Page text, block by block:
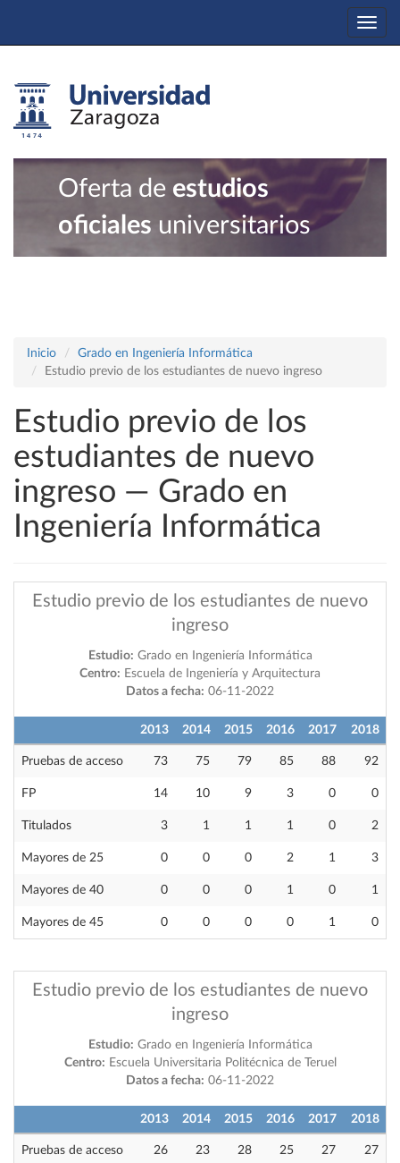
Oferta de estudios
oficiales universitarios
Inicio
Grado en Ingeniería Informática
Estudio previo de los estudiantes de nuevo ingreso
Estudio previo de los
estudiantes de nuevo
ingreso — Grado en
Ingeniería Informática
Estudio previo de los estudiantes de nuevo
ingreso
Estudio: Grado en Ingeniería Informática
Centro: Escuela de Ingeniería y Arquitectura
Datos a fecha: 06-11-2022
2013 2014 2015 2016 2017 2018
Pruebas de acceso 73 75 79 85 88 92
FP 14 10 9 3 0 0
Titulados 3 1 1 1 0 2
Mayores de 25 0 0 0 2 1 3
Mayores de 40 0 0 0 1 0 1
Mayores de 45 0 0 0 0 1 0
Estudio previo de los estudiantes de nuevo
ingreso
Estudio: Grado en Ingeniería Informática
Centro: Escuela Universitaria Politécnica de Teruel
Datos a fecha: 06-11-2022
2013 2014 2015 2016 2017 2018
Pruebas de acceso 26 23 28 25 27 27